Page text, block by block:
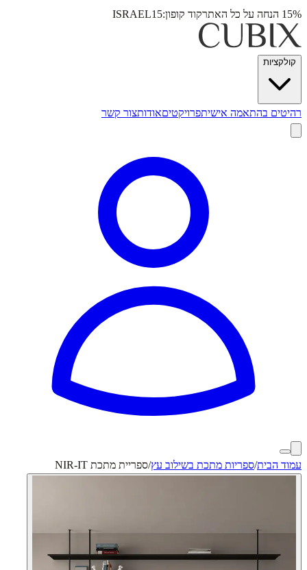
15% הנחה על כל האתר קוד קופון:ISRAEL15
קולקציות
רהיטים בהתאמה אישיתפרויקטיםאודותצור קשר
עמוד הבית/ספריות מתכת בשילוב עץ/ספריית מתכת NIR-IT